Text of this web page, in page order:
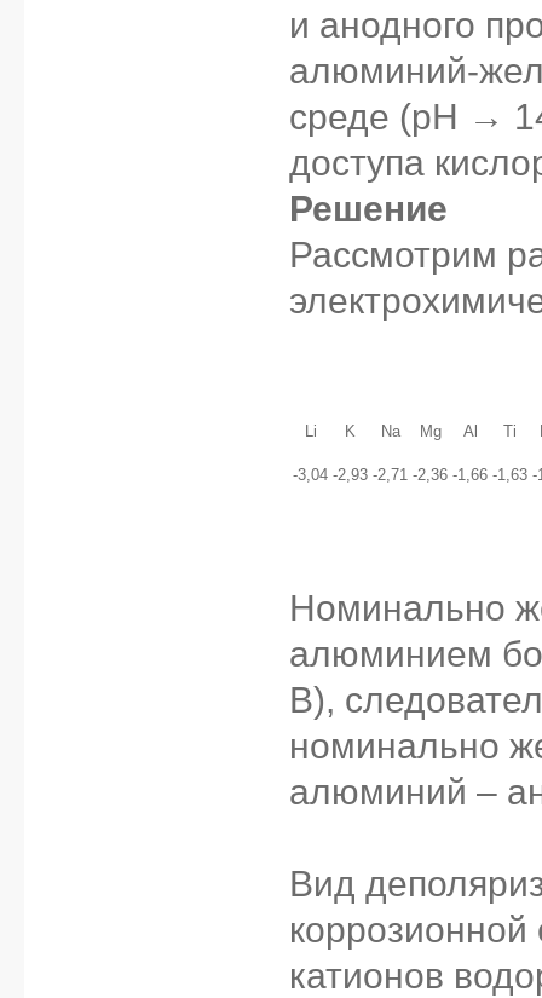
и анодного
алюминий-
среде (pH →
доступа
Решение
Рассмотрим
Li
-3,04
K
-2,93
Na
-2,71
Mg
-2,36
Al
-1,66
Ti
-1,63 -
Номинально
алюминием
В),
номинально
алюминий –
Вид
катионов